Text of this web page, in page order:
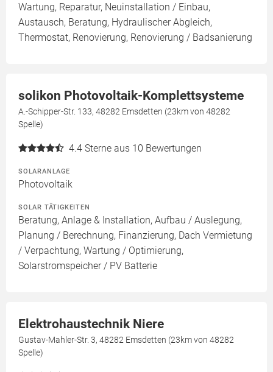
Wartung, Reparatur, Neuinstallation / Einbau,
Austausch, Beratung, Hydraulischer Abgleich,
Thermostat, Renovierung, Renovierung / Badsanierung
solikon Photovoltaik-Komplettsysteme
A.-Schipper-Str. 133, 48282 Emsdetten (23km von 48282
Spelle)
4.4 Sterne aus 10 Bewertungen
SOLARANLAGE
Photovoltaik
SOLAR TÄTIGKEITEN
Beratung, Anlage & Installation, Aufbau / Auslegung,
Planung / Berechnung, Finanzierung, Dach Vermietung
/ Verpachtung, Wartung / Optimierung,
Solarstromspeicher / PV Batterie
Elektrohaustechnik Niere
Gustav-Mahler-Str. 3, 48282 Emsdetten (23km von 48282
Spelle)